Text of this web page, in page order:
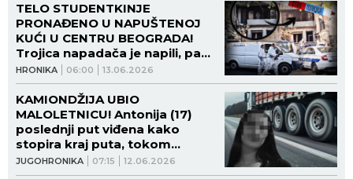
HRONIKA 06:00 13.06.2026
TELO STUDENTKINJE
PRONAĐENO U NAPUŠTENOJ
KUĆI U CENTRU BEOGRADA!
Trojica napadača je napili, pa
silovali, dok nisu shvatili da je
mrtva! Marina tada umrla u
NAJGORIM MUKAMA!
JUGOHRONIKA 07:15 12.06.2026
KAMIONDŽIJA UBIO
MALOLETNICU! Antonija (17)
poslednji put viđena kako
stopira kraj puta, tokom
potrage tada ISUŠENO I
JEZERO!